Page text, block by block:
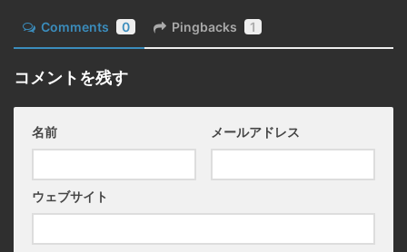
Comments 0 Pingbacks 1
コメントを残す
名前 メールアドレス
ウェブサイト